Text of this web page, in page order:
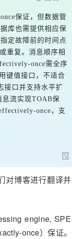
保证，但数据管
库也需提供相应保
定故障前的时间点
重复。消息顺序相
once需全序
键值接口，不适合
接口并支持水平扩
息流实现TOAB保
once，支
对博客进行翻译
engine,
once）保证